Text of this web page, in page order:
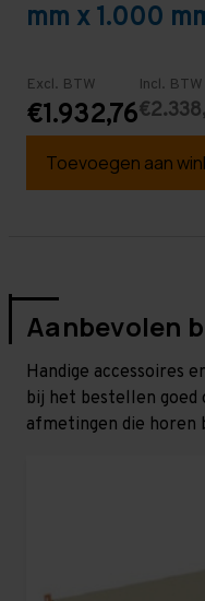
mm x 1.000
Excl. BTW
€1.932,76
Incl. BTW
Toevoegen aan
Aanbevolen
Handige accessoires
bij het bestellen goed
afmetingen die horen